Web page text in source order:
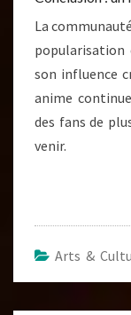
La
popularisation
son influence
anime
des fans de
venir.
Arts &